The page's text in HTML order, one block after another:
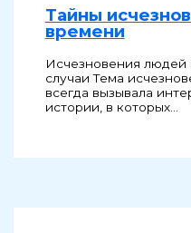
Тайны
времени
Исчезновения людей
случаи Тема
всегда вызывала
истории, в которых…